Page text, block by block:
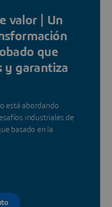
valor | Un
que
y garantiza
está abordando
industriales de
basado en la